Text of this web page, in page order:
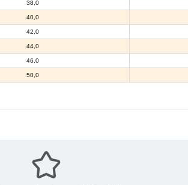
38,0
40,0
42,0
44,0
46,0
50,0